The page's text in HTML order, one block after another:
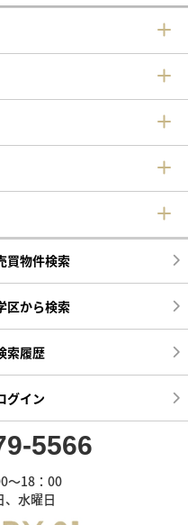
買物件検索
区から検索
索履歴
グイン
5566
～18：00
、水曜日